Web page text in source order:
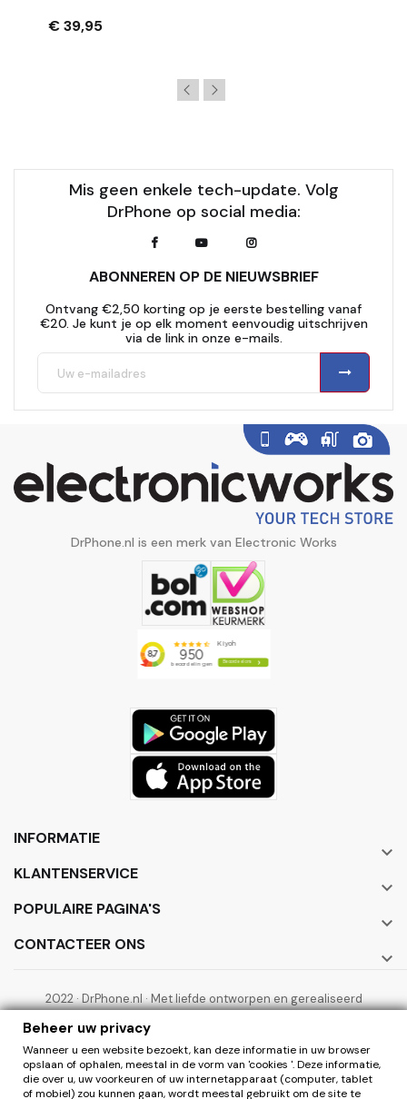
€ 39,95
Mis geen enkele tech-update. Volg
DrPhone op social media:
ABONNEREN OP DE NIEUWSBRIEF
Ontvang €2,50 korting op je eerste bestelling vanaf
€20. Je kunt je op elk moment eenvoudig uitschrijven
via de link in onze e-mails.
DrPhone.nl is een merk van Electronic Works
INFORMATIE

KLANTENSERVICE

POPULAIRE PAGINA'S

CONTACTEER ONS

2022 · DrPhone.nl · Met liefde ontworpen en gerealiseerd
Beheer uw privacy
Wanneer u een website bezoekt, kan deze informatie in uw browser
opslaan of ophalen, meestal in de vorm van 'cookies '. Deze informatie,
die over u, uw voorkeuren of uw internetapparaat (computer, tablet
of mobiel) zou kunnen gaan, wordt meestal gebruikt om de site te